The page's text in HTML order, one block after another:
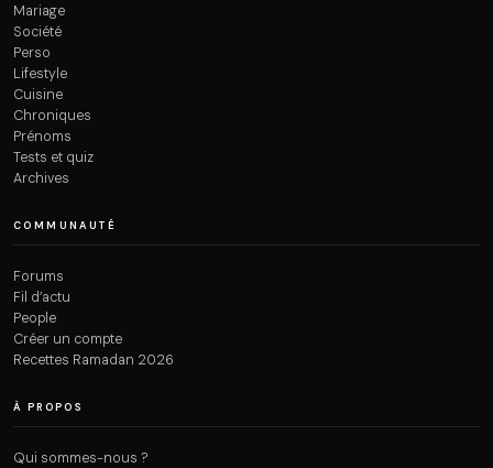
Mariage
Société
Perso
Lifestyle
Cuisine
Chroniques
Prénoms
Tests et quiz
Archives
COMMUNAUTÉ
Forums
Fil d’actu
People
Créer un compte
Recettes Ramadan 2026
À PROPOS
Qui sommes-nous ?